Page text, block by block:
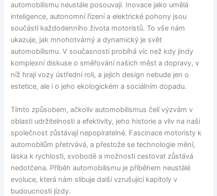
automobilismu neustále posouvají. Inovace jako umělá
inteligence, autonomní řízení a elektrické pohony jsou
součástí každodenního života motoristů. To vše nám
ukazuje, jak mnohotvárný a dynamický je svět
automobilismu. V současnosti probíhá víc než kdy jindy
komplexní diskuse o směřování našich měst a dopravy, v
níž hrají vozy ústřední roli, a jejich design nebude jen o
estetice, ale i o jeho ekologickém a sociálním dopadu.
Tímto způsobem, ačkoliv automobilismus čelí výzvám v
oblasti udržitelnosti a efektivity, jeho historie a vliv na naši
společnost zůstávají nepopiratelné. Fascinace motoristy k
automobilům přetrvává, a přestože se technologie mění,
láska k rychlosti, svobodě a možnosti cestovat zůstává
nedotčena. Příběh automobilismu je příběhem neustálé
evoluce, která nám slibuje další vzrušující kapitoly v
budoucnosti jízdy.